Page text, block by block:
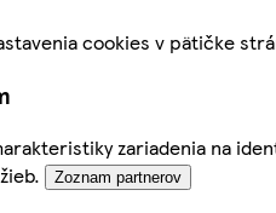
cookies v pätičke
zariadenia na
Zoznam partnerov